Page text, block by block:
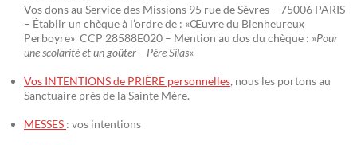
Vos dons au Service des Missions 95 rue de Sèvres – 75006 PARIS
– Établir un chèque à l’ordre de : «Œuvre du Bienheureux
Perboyre» CCP 28588E020 – Mention au dos du chèque : »Pour
une scolarité et un goûter – Père Silas«
Vos INTENTIONS de PRIÈRE personnelles, nous les portons au
Sanctuaire près de la Sainte Mère.
MESSES : vos intentions